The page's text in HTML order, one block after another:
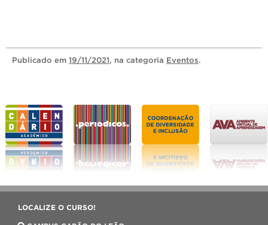
Publicado em 19/11/2021, na categoria Eventos.
LOCALIZE O CURSO!